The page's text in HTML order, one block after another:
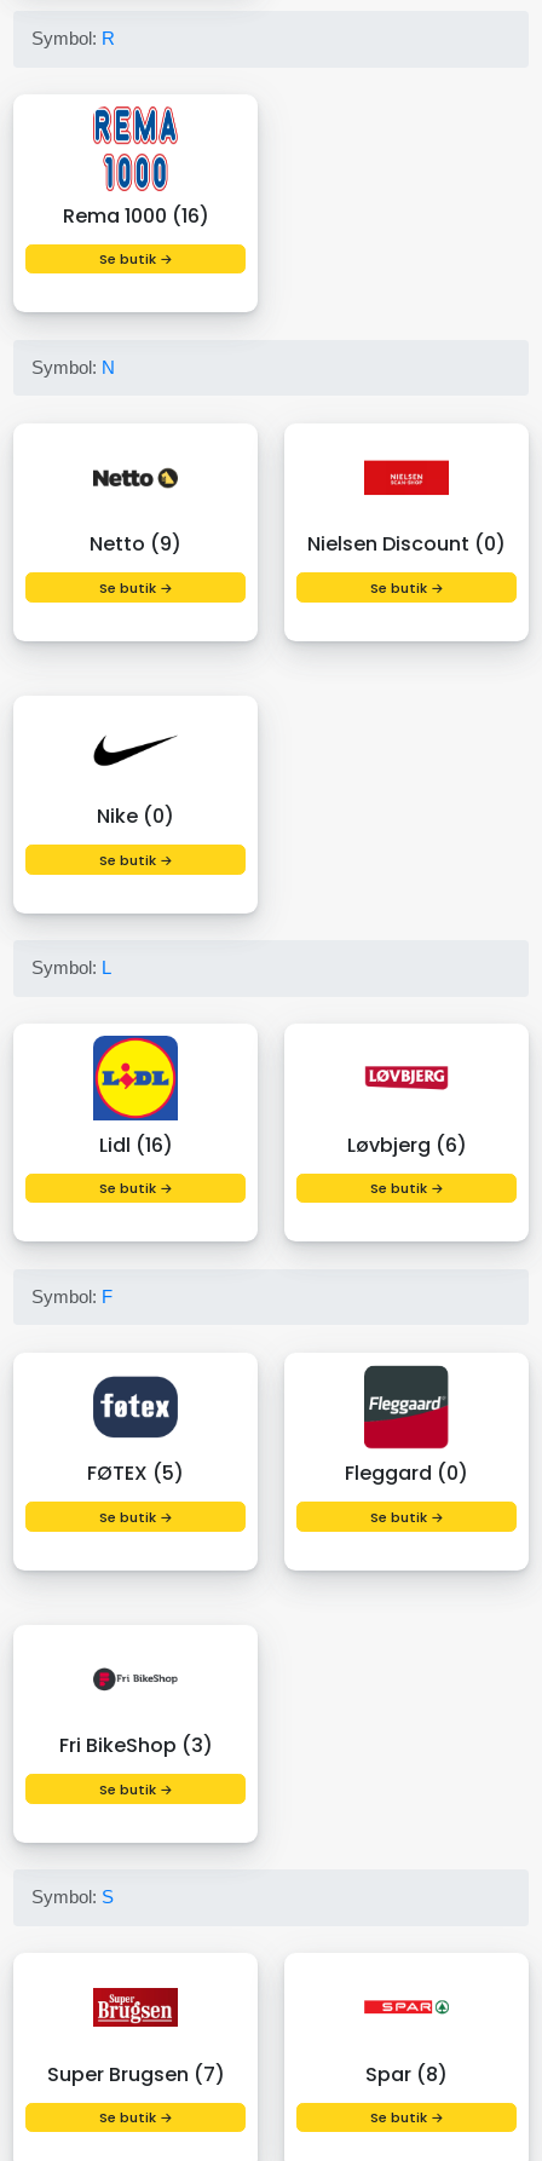
Symbol: R
Rema 1000 (16)
Se butik →
Symbol: N
Netto (9)
Se butik →
Nielsen Discount (0)
Se butik →
Nike (0)
Se butik →
Symbol: L
Lidl (16)
Se butik →
Løvbjerg (6)
Se butik →
Symbol: F
FØTEX (5)
Se butik →
Fleggard (0)
Se butik →
Fri BikeShop (3)
Se butik →
Symbol: S
Super Brugsen (7)
Se butik →
Spar (8)
Se butik →